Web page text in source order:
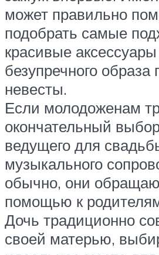
может правильно
подобрать самые
красивые
безупречного образа
невесты.
Если молодоженам
окончательный
ведущего для
музыкального
обычно, они
помощью к
Дочь традиционно
своей матерью,